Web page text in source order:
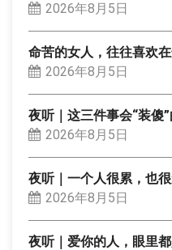
2026年8月5日
命苦的女人，往往喜欢
2026年8月5日
夜听｜这三件事会“装傻
2026年8月5日
夜听｜一个人很累，也
2026年8月5日
夜听｜爱你的人，眼里